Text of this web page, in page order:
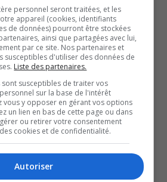
près de l’eau,
de la saison estivale. Les
les noyades surviennent souvent
plus grand silence, ce qui rend la
en prévention, les enfants
à portée de main d’un
à proximité d’un plan d’eau,
l’eau ou près de celle-ci. Ils
à celle exercée lorsqu’un
rue achalandée.
personnel seront traitées, et les
appareil (cookies, identifiants
de données) pourront être stockées
ainsi que partagées avec lui,
par ce site. Nos partenaires et
susceptibles d'utiliser des données de
Liste des partenaires.
susceptibles de traiter vos
sur la base de l'intérêt
vous y opposer en gérant vos options
un lien en bas de cette page ou dans
ou retirer votre consentement
cookies et de confidentialité.
Autoriser